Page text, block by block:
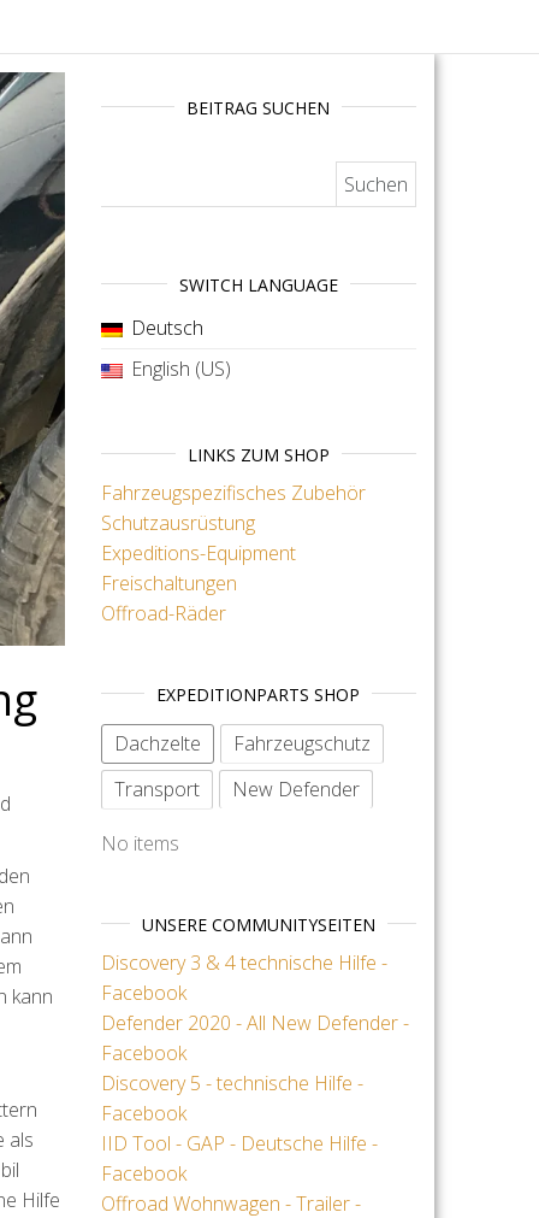
kann
als
Hilfe
BEITRAG SUCHEN
SWITCH LANGUAGE
Deutsch
English (US)
LINKS ZUM SHOP
Fahrzeugspezifisches Zubehör
Schutzausrüstung
Expeditions-Equipment
Freischaltungen
Offroad-Räder
EXPEDITIONPARTS SHOP
Dachzelte
Fahrzeugschutz
Transport
New Defender
No items
UNSERE COMMUNITYSEITEN
Discovery 3 & 4 technische Hilfe -
Facebook
Defender 2020 - All New Defender -
Facebook
Discovery 5 - technische Hilfe -
Facebook
IID Tool - GAP - Deutsche Hilfe -
Facebook
Offroad Wohnwagen - Trailer -